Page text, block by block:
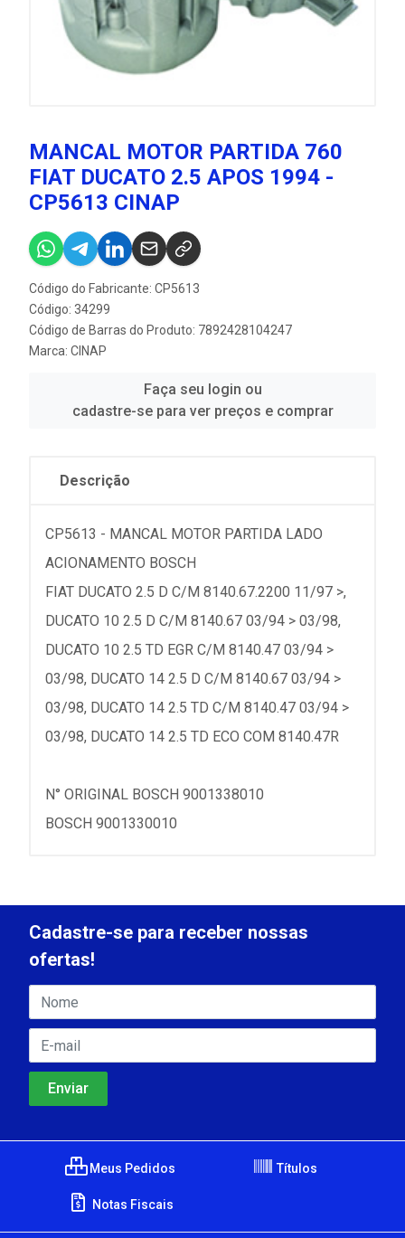
MANCAL MOTOR PARTIDA 760
FIAT DUCATO 2.5 APOS 1994 -
CP5613 CINAP
Código do Fabricante: CP5613
Código: 34299
Código de Barras do Produto: 7892428104247
Marca: CINAP
Faça seu login ou
cadastre-se para ver preços e comprar
Descrição
CP5613 - MANCAL MOTOR PARTIDA LADO
ACIONAMENTO BOSCH
FIAT DUCATO 2.5 D C/M 8140.67.2200 11/97 >,
DUCATO 10 2.5 D C/M 8140.67 03/94 > 03/98,
DUCATO 10 2.5 TD EGR C/M 8140.47 03/94 >
03/98, DUCATO 14 2.5 D C/M 8140.67 03/94 >
03/98, DUCATO 14 2.5 TD C/M 8140.47 03/94 >
03/98, DUCATO 14 2.5 TD ECO COM 8140.47R
N° ORIGINAL BOSCH 9001338010
BOSCH 9001330010
Cadastre-se para receber nossas
ofertas!
Meus Pedidos Títulos
Notas Fiscais